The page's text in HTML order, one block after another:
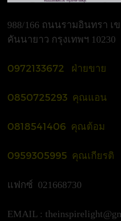
988/166 ถนนรามอินทรา เ
คันนายาว กรุงเทพฯ 10230
0972133672 ฝ่ายขาย
0850725293 คุณแอน
0818541406 คุณต้อม
0959305995 คุณเกียรติ
แฟกซ์ 021668730
EMAIL :